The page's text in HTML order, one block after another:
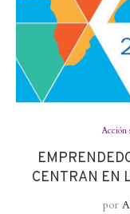
Acción
CENTRAN EN
por